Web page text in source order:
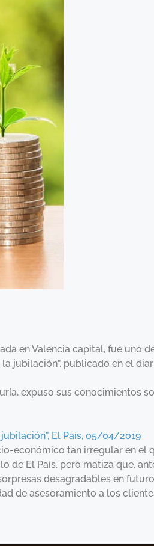
en Valencia capital, fue uno
jubilación”, publicado en el
expuso sus conocimientos
El País, 05/04/2019
económico tan irregular en
de El País, pero matiza que,
desagradables en
de asesoramiento a los